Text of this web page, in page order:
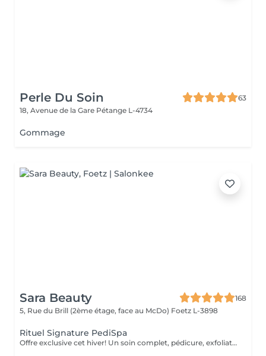
Perle Du Soin
63
18, Avenue de la Gare Pétange L-4734
Gommage
Sara Beauty
168
5, Rue du Brill (2ème étage, face au McDo) Foetz L-3898
Rituel Signature PediSpa
Offre exclusive cet hiver! Un soin complet, pédicure, exfoliation et masque nourrissant et bain à remous pour une douceur absolue. Un moment cocooning, réconfortant, idéal pour l'hiver. La version avec pause de semi permanent pour des pieds soignés est éclatant tout l'hiver